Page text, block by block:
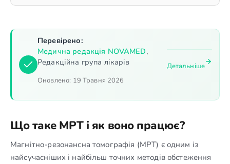
Перевірено:
Медична редакція NOVAMED,
Редакційна група лікарів
Оновлено: 19 Травня 2026
Детальніше
Що таке МРТ і як воно працює?
Магнітно-резонансна томографія (МРТ) є одним із
найсучасніших і найбільш точних методів обстеження